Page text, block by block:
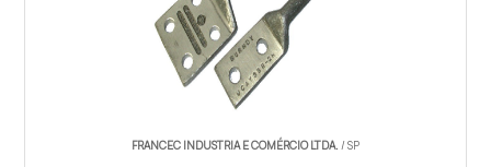
FRANCEC INDUSTRIA E COMÉRCIO LTDA. / SP